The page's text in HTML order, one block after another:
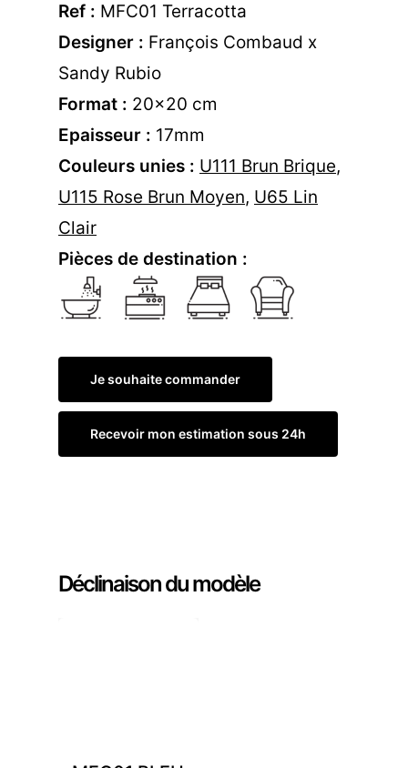
Ref : MFC01 Terracotta
Designer : François Combaud x
Sandy Rubio
Format : 20×20 cm
Epaisseur : 17mm
Couleurs unies : U111 Brun Brique,
U115 Rose Brun Moyen, U65 Lin
Clair
Pièces de destination :
Je souhaite commander
Recevoir mon estimation sous 24h
Déclinaison du modèle